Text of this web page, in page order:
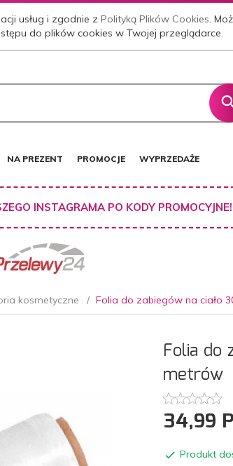
usług i zgodnie zPolityką Plików Cookies.
do plików cookies w Twojej przeglądarce.
NA PREZENT PROMOCJE WYPRZEDAŻE
INSTAGRAMA PO KODY
kosmetyczne Folia do zabiegów na ciało
Folia do
metrów
34,99
Produkt